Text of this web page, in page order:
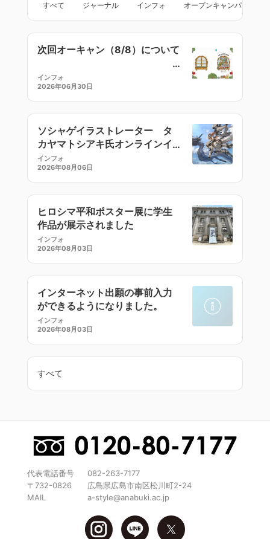
すべて ジャーナル インフォ オープンキャンパス
次回オーキャン（8/8）について
インフォ
2026年06月30日
ソシャゲイラストレーター タ
カヤマトシアキ氏オンラインイ
ラストセミナー
インフォ
2026年08月06日
ヒロシマ平和ポスター展に学生
作品が展示されました
インフォ
2026年08月03日
インターネット出願の事前入力
ができるようになりました。
インフォ
2026年08月03日
すべて
代表電話番号
082-263-7177
〒732-0826
広島県広島市南区松川町2-24
MAIL
a-style@anabuki.ac.jp